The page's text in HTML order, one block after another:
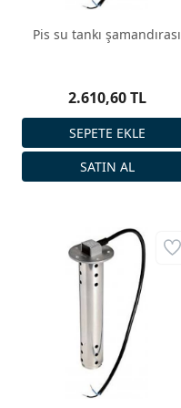
Pis su tankı şamandırası
2.610,60 TL